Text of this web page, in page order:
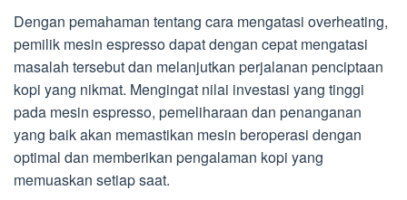
Dengan pemahaman tentang cara mengatasi overheating,
pemilik mesin espresso dapat dengan cepat mengatasi
masalah tersebut dan melanjutkan perjalanan penciptaan
kopi yang nikmat. Mengingat nilai investasi yang tinggi
pada mesin espresso, pemeliharaan dan penanganan
yang baik akan memastikan mesin beroperasi dengan
optimal dan memberikan pengalaman kopi yang
memuaskan setiap saat.